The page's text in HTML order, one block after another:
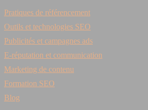
Pratiques de référencement
Outils et technologies SEO
Publicités et campagnes ads
E-réputation et communication
Marketing de contenu
Formation SEO
Blog